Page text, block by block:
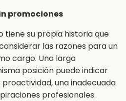
promociones
tiene su propia historia que
las razones para un
cargo. Una larga
posición puede indicar
una inadecuada
profesionales.